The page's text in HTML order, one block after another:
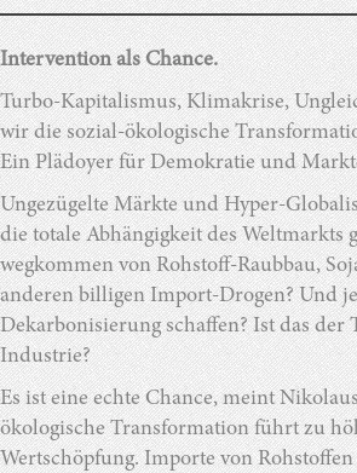
Intervention als Chance.
Turbo-Kapitalismus, Klimakrise,
wir die sozial-ökologische
Ein Plädoyer für Demokratie und
Ungezügelte Märkte und Hyper-
die totale Abhängigkeit des Weltmarkts
wegkommen von Rohstoff-Raubbau,
anderen billigen Import-Drogen? Und
Dekarbonisierung schaffen? Ist das der
Industrie?
Es ist eine echte Chance, meint
ökologische Transformation führt zu
Wertschöpfung. Importe von